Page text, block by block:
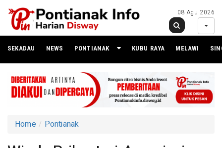
08 Agu 2026
SEKADAU NEWS PONTIANAK KUBU RAYA MELAWI
Home Pontianak